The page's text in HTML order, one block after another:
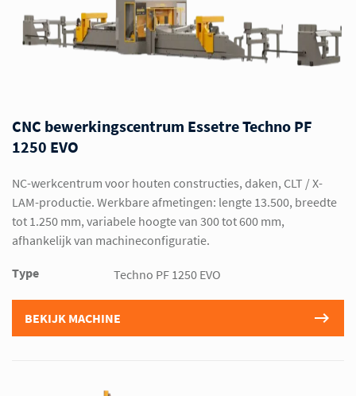
CNC bewerkingscentrum Essetre Techno PF
1250 EVO
NC-werkcentrum voor houten constructies, daken, CLT / X-
LAM-productie. Werkbare afmetingen: lengte 13.500, breedte
tot 1.250 mm, variabele hoogte van 300 tot 600 mm,
afhankelijk van machineconfiguratie.
Type Techno PF 1250 EVO
BEKIJK MACHINE